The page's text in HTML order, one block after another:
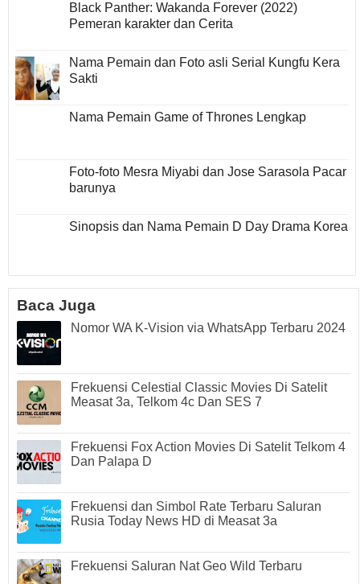
Black Panther: Wakanda Forever (2022)
Pemeran karakter dan Cerita
Nama Pemain dan Foto asli Serial Kungfu Kera
Sakti
Nama Pemain Game of Thrones Lengkap
Foto-foto Mesra Miyabi dan Jose Sarasola Pacar
barunya
Sinopsis dan Nama Pemain D Day Drama Korea
Baca Juga
Nomor WA K-Vision via WhatsApp Terbaru 2024
Frekuensi Celestial Classic Movies Di Satelit
Measat 3a, Telkom 4c Dan SES 7
Frekuensi Fox Action Movies Di Satelit Telkom 4
Dan Palapa D
Frekuensi dan Simbol Rate Terbaru Saluran
Rusia Today News HD di Measat 3a
Frekuensi Saluran Nat Geo Wild Terbaru